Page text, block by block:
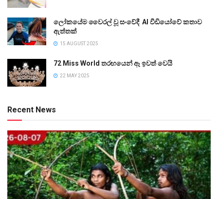
ලෝකයේම වෛරල් වූ සංවේදී AI වීඩියෝවේ කතාව
ඇත්තක්
15 AUGUST 2025
72 Miss World තරඟයෙන් ඈ ඉවත් වෙයි
22 MAY 2025
Recent News